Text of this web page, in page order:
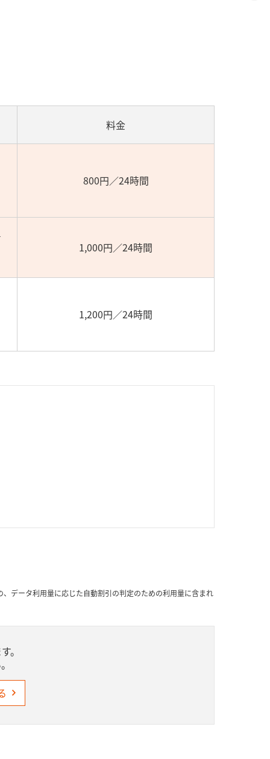
料金
800円／24時間
1,000円／24時間
1,200円／24時間
データ利用量に応じた自動割引の判定のための利用量に含まれ
。